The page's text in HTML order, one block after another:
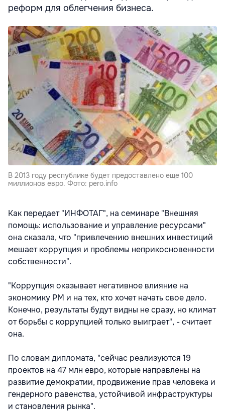
реформ для облегчения бизнеса.
В 2013 году республике будет предоставлено еще 100
миллионов евро. Фото: pero.info
Как передает "ИНФОТАГ", на семинаре "Внешняя
помощь: использование и управление ресурсами"
она сказала, что "привлечению внешних инвестиций
мешает коррупция и проблемы неприкосновенности
собственности".
"Коррупция оказывает негативное влияние на
экономику РМ и на тех, кто хочет начать свое дело.
Конечно, результаты будут видны не сразу, но климат
от борьбы с коррупцией только выиграет", - считает
она.
По словам дипломата, "сейчас реализуются 19
проектов на 47 млн евро, которые направлены на
развитие демократии, продвижение прав человека и
гендерного равенства, устойчивой инфраструктуры
и становления рынка".